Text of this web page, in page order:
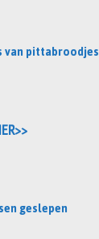
van pittabroodjes
geslepen